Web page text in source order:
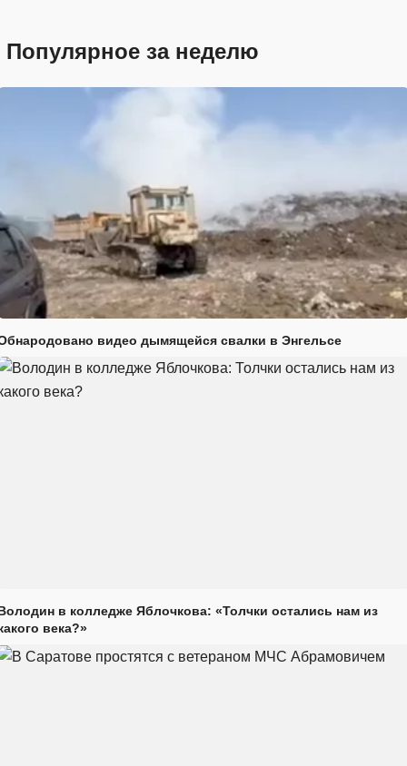
Популярное за неделю
видео дымящейся свалки в Энгельсе
в колледже Яблочкова: «Толчки остались нам из
века?»